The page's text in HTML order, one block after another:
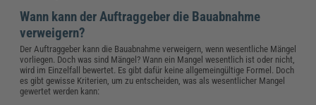
Wann kann der Auftraggeber die Bauabnahme
verweigern?
Der Auftraggeber kann die Bauabnahme verweigern, wenn wesentliche Mängel
vorliegen. Doch was sind Mängel? Wann ein Mangel wesentlich ist oder nicht,
wird im Einzelfall bewertet. Es gibt dafür keine allgemeingültige Formel. Doch
es gibt gewisse Kriterien, um zu entscheiden, was als wesentlicher Mangel
gewertet werden kann: